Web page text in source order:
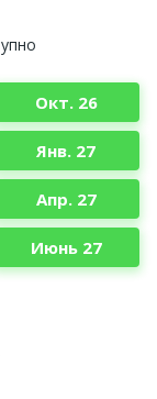
Окт. 26
Янв. 27
Апр. 27
Июнь 27